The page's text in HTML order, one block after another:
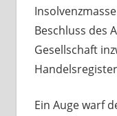
Beschluss des
Gesellschaft
Ein Auge warf